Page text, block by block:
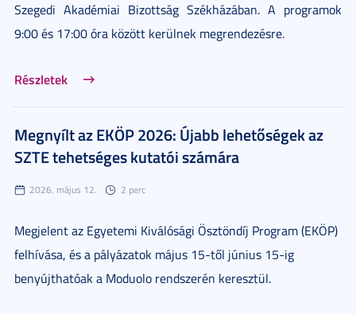
Szegedi Akadémiai Bizottság Székházában. A programok
9:00 és 17:00 óra között kerülnek megrendezésre.
Részletek
Megnyílt az EKÖP 2026: Újabb lehetőségek az
SZTE tehetséges kutatói számára
2026. május 12. 2 perc
Megjelent az Egyetemi Kiválósági Ösztöndíj Program (EKÖP)
felhívása, és a pályázatok május 15-től június 15-ig
benyújthatóak a Moduolo rendszerén keresztül.